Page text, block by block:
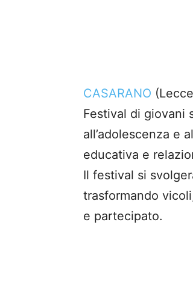
CASARANO
Festival di giovani
all’adolescenza e
educativa e
Il festival si
trasformando
e partecipato.